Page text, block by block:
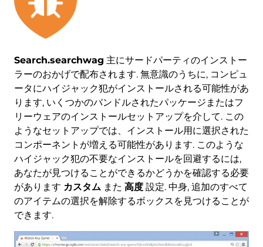
Search.searchwag 主にサードパーティのインストー
ラーのおかげで配布されます. 無意識のうちに, コンピュ
ータにハイジャック犯がインストールされる可能性があ
ります, いくつかのバンドルされたパッケージまたはフ
リーウェアのインストールセットアップを介して. この
ようなセットアップでは、インストール用に選択された
コンポーネントが増える可能性があります. このような
ハイジャック犯の不要なインストールを回避するには,
あなたが見つけることができるかどうかを確認する必要
があります カスタムまた 高度設定. 中身, 追加のすべて
のアイテムの選択を解除するボックスを見つけることが
できます.